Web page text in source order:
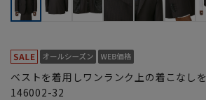
ベストを着用しワンランク上の着こなしを
146002-32